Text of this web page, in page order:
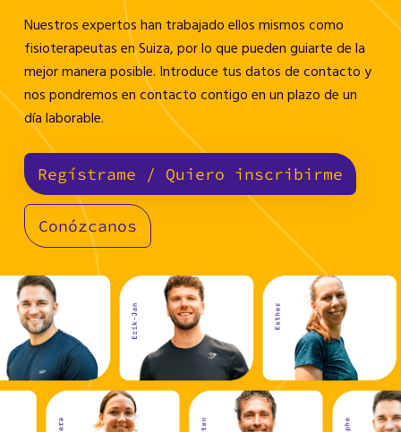
Nuestros expertos han trabajado ellos mismos como
fisioterapeutas en Suiza, por lo que pueden guiarte de la
mejor manera posible. Introduce tus datos de contacto y
nos pondremos en contacto contigo en un plazo de un
día laborable.
Regístrame / Quiero inscribirme
Conózcanos